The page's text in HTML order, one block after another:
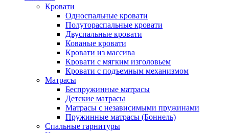
Кровати
Односпальные кровати
Полутораспальные кровати
Двуспальные кровати
Кованые кровати
Кровати из массива
Кровати с мягким изголовьем
Кровати с подъемным механизмом
Матрасы
Беспружинные матрасы
Детские матрасы
Матрасы с независимыми пружинами
Пружинные матрасы (Боннель)
Спальные гарнитуры